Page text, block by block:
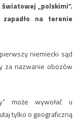
„polskimi”.
na terenie
niemiecki sąd
za nazwanie obozów
może wywołać u
tylko o geograficzną